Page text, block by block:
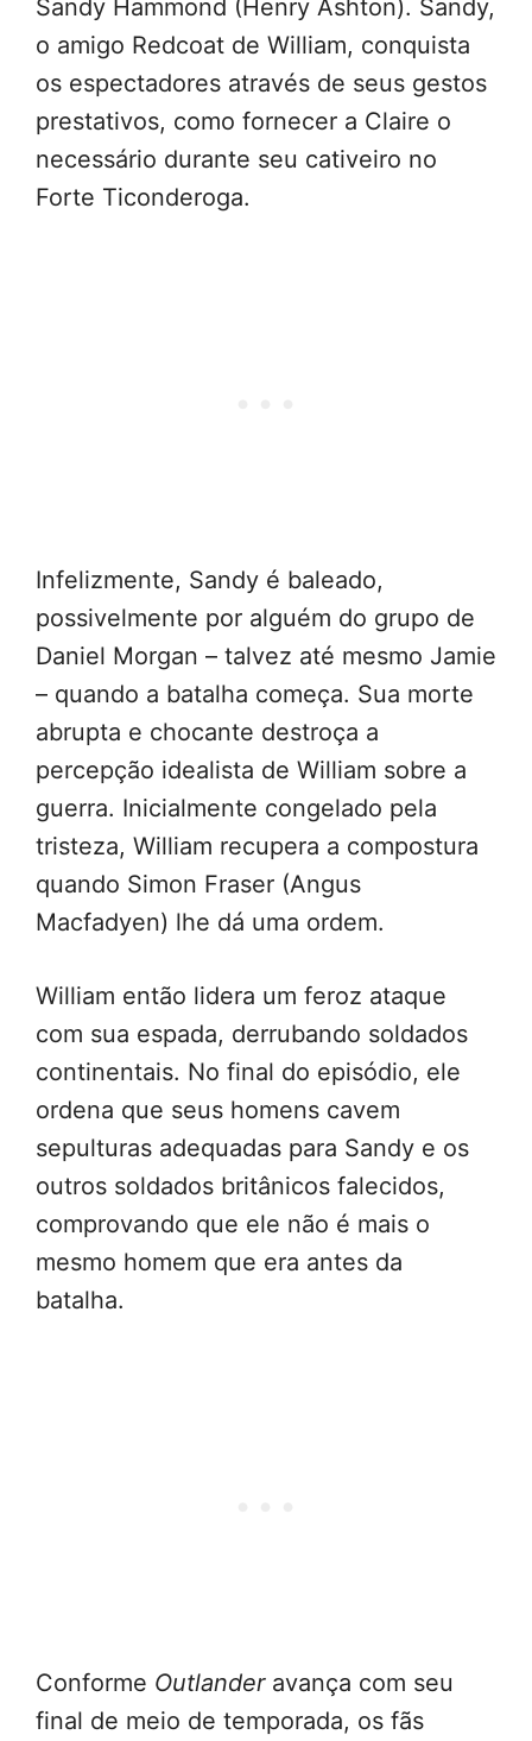
Sandy Hammond (Henry Ashton). Sandy,
o amigo Redcoat de William, conquista
os espectadores através de seus gestos
prestativos, como fornecer a Claire o
necessário durante seu cativeiro no
Forte Ticonderoga.
Infelizmente, Sandy é baleado,
possivelmente por alguém do grupo de
Daniel Morgan – talvez até mesmo Jamie
– quando a batalha começa. Sua morte
abrupta e chocante destroça a
percepção idealista de William sobre a
guerra. Inicialmente congelado pela
tristeza, William recupera a compostura
quando Simon Fraser (Angus
Macfadyen) lhe dá uma ordem.
William então lidera um feroz ataque
com sua espada, derrubando soldados
continentais. No final do episódio, ele
ordena que seus homens cavem
sepulturas adequadas para Sandy e os
outros soldados britânicos falecidos,
comprovando que ele não é mais o
mesmo homem que era antes da
batalha.
Conforme Outlander avança com seu
final de meio de temporada, os fãs